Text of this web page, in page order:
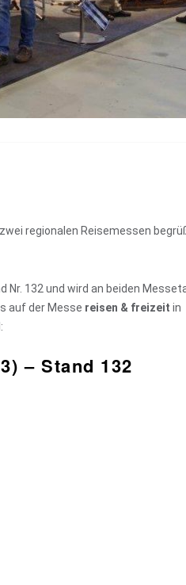
regionalen Reisemessen
Nr. 132 und wird an beiden
auf der Messe reisen & freizeit in
– Stand 132